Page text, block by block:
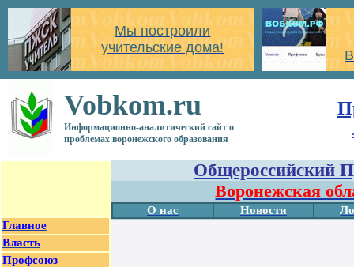
Мы построили
учительские дома!
Vobkom.ru
Информационно-аналитический сайт о
проблемах воронежского образования
Главное
Власть
Профсоюз
Общероссийский
Воронежская
О нас Новости